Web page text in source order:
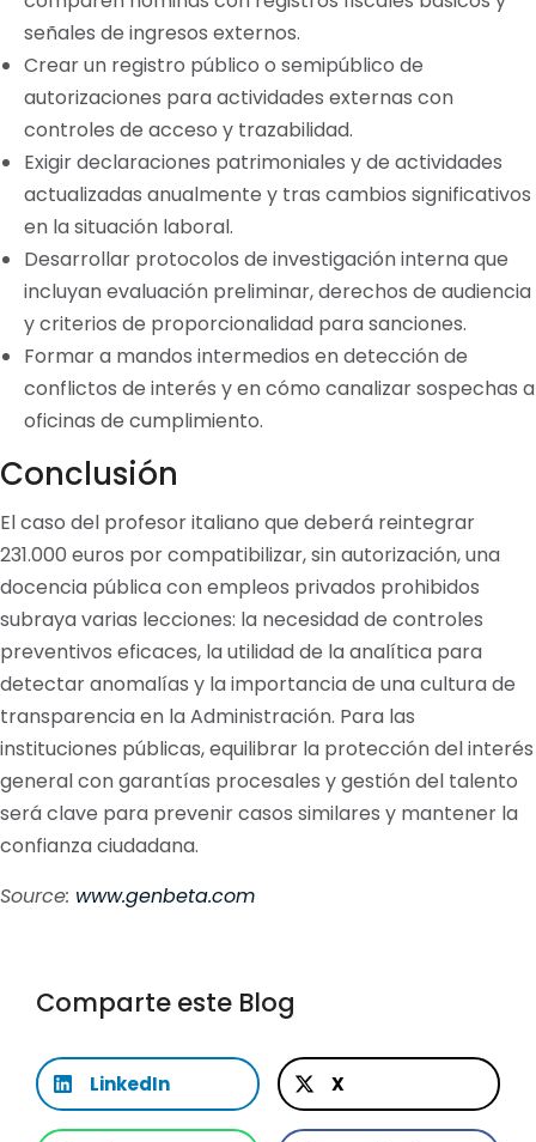
señales de ingresos externos.
Crear un registro público o semipúblico de
autorizaciones para actividades externas con
controles de acceso y trazabilidad.
Exigir declaraciones patrimoniales y de actividades
actualizadas anualmente y tras cambios significativos
en la situación laboral.
Desarrollar protocolos de investigación interna que
incluyan evaluación preliminar, derechos de audiencia
y criterios de proporcionalidad para sanciones.
Formar a mandos intermedios en detección de
conflictos de interés y en cómo canalizar sospechas a
oficinas de cumplimiento.
Conclusión
El caso del profesor italiano que deberá reintegrar
231.000 euros por compatibilizar, sin autorización, una
docencia pública con empleos privados prohibidos
subraya varias lecciones: la necesidad de controles
preventivos eficaces, la utilidad de la analítica para
detectar anomalías y la importancia de una cultura de
transparencia en la Administración. Para las
instituciones públicas, equilibrar la protección del interés
general con garantías procesales y gestión del talento
será clave para prevenir casos similares y mantener la
confianza ciudadana.
Source: www.genbeta.com
Comparte este Blog
LinkedIn X